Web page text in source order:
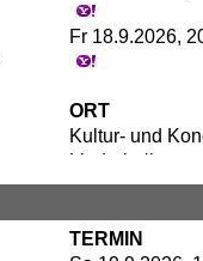
Fr 18.9.2026,
ORT
Kultur- und
Liederhalle
Beethovensaal
D-70174
TERMIN